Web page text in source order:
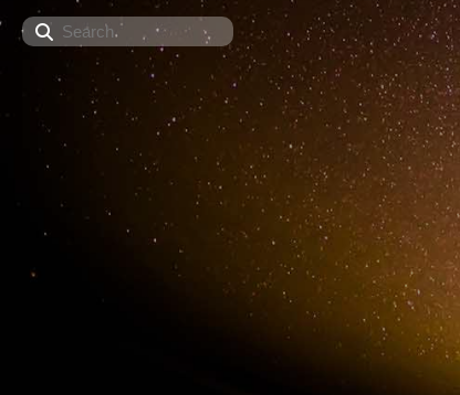
Search